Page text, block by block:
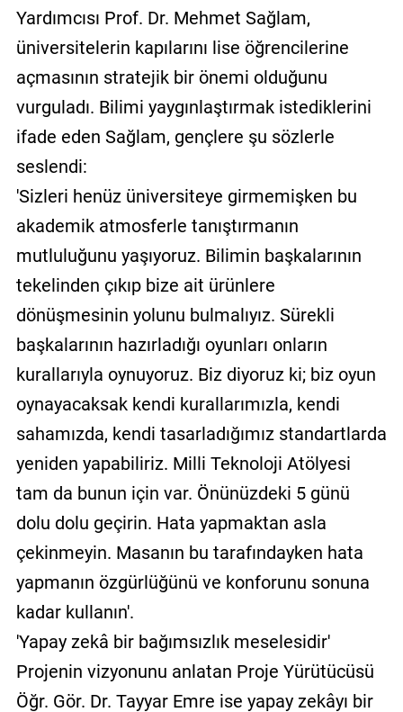
Yardımcısı Prof. Dr. Mehmet Sağlam,
üniversitelerin kapılarını lise öğrencilerine
açmasının stratejik bir önemi olduğunu
vurguladı. Bilimi yaygınlaştırmak istediklerini
ifade eden Sağlam, gençlere şu sözlerle
seslendi:
'Sizleri henüz üniversiteye girmemişken bu
akademik atmosferle tanıştırmanın
mutluluğunu yaşıyoruz. Bilimin başkalarının
tekelinden çıkıp bize ait ürünlere
dönüşmesinin yolunu bulmalıyız. Sürekli
başkalarının hazırladığı oyunları onların
kurallarıyla oynuyoruz. Biz diyoruz ki; biz oyun
oynayacaksak kendi kurallarımızla, kendi
sahamızda, kendi tasarladığımız standartlarda
yeniden yapabiliriz. Milli Teknoloji Atölyesi
tam da bunun için var. Önünüzdeki 5 günü
dolu dolu geçirin. Hata yapmaktan asla
çekinmeyin. Masanın bu tarafındayken hata
yapmanın özgürlüğünü ve konforunu sonuna
kadar kullanın'.
'Yapay zekâ bir bağımsızlık meselesidir'
Projenin vizyonunu anlatan Proje Yürütücüsü
Öğr. Gör. Dr. Tayyar Emre ise yapay zekâyı bir